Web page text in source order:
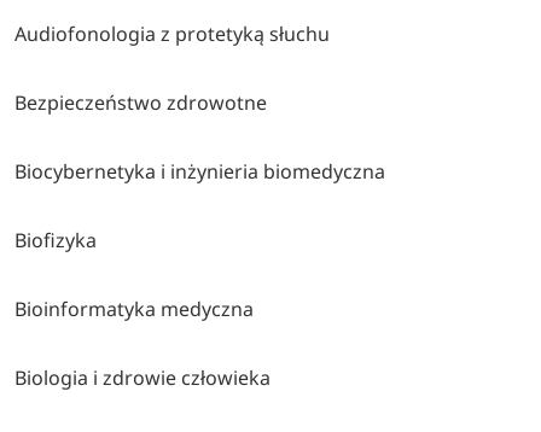
Audiofonologia z protetyką słuchu
Bezpieczeństwo zdrowotne
Biocybernetyka i inżynieria biomedyczna
Biofizyka
Bioinformatyka medyczna
Biologia i zdrowie człowieka